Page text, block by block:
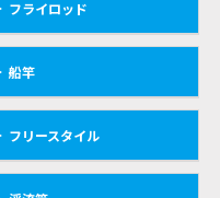
フライロッド
船竿
フリースタイル